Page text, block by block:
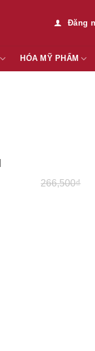
Đăng
HÓA MỸ PHẨM
266,500₫